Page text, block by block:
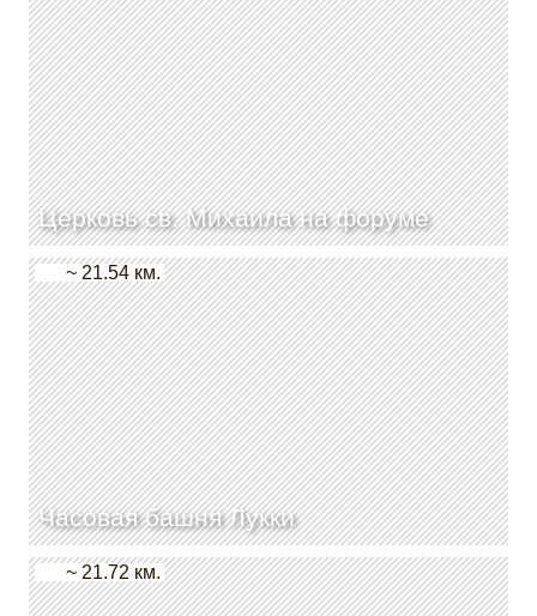
Церковь св. Михаила на форуме
Часовая башня Лукки
~ 21.54 км.
~ 21.72 км.